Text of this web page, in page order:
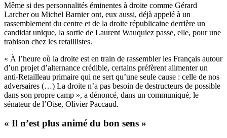
Même si des personnalités éminentes à droite comme Gérard
Larcher ou Michel Barnier ont, eux aussi, déjà appelé à un
rassemblement du centre et de la droite républicaine derrière un
candidat unique, la sortie de Laurent Wauquiez passe, elle, pour une
trahison chez les retaillistes.
« À l’heure où la droite est en train de rassembler les Français autour
d’un projet d’alternance crédible, certains préfèrent alimenter un
anti-Retailleau primaire qui ne sert qu’une seule cause : celle de nos
adversaires (…) La droite n’a pas besoin de destructeurs de possible
dans son propre camp », a dénoncé, dans un communiqué, le
sénateur de l’Oise, Olivier Paccaud.
« Il n’est plus animé du bon sens »